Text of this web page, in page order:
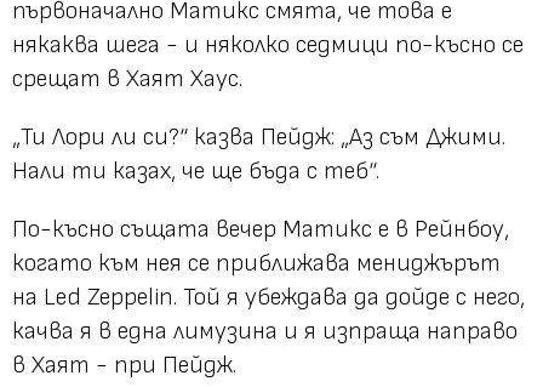
първоначално Матикс смята, че това е
някаква шега - и няколко седмици по-късно се
срещат в Хаят Хаус.
„Ти Лори ли си?“ казва Пейдж: „Аз съм Джими.
Нали ти казах, че ще бъда с теб“.
По-късно същата вечер Матикс е в Рейнбоу,
когато към нея се приближава мениджърът
на Led Zeppelin. Той я убеждава да дойде с него,
качва я в една лимузина и я изпраща направо
в Хаят - при Пейдж.